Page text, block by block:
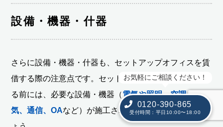
お気軽にご相談ください！
0120-390-865
受付時間：平日10:00〜18:00
設備・機器・什器
さらに設備・機器・什器も、セットアップオフィスを賃
借する際の注意点です。セットアップオフィスを契約す
る前には、必要な設備・機器（電気や照明、空調・換
気、通信、OAなど）が施工されているかを確認しまし